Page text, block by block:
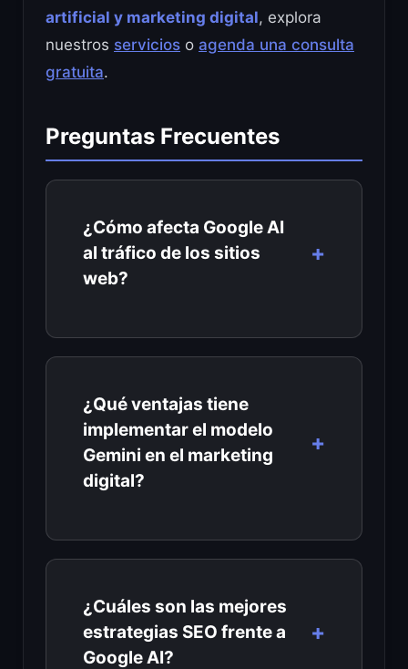
artificial y marketing digital, explora
nuestros servicios o agenda una consulta
gratuita.
Preguntas Frecuentes
¿Cómo afecta Google AI
al tráfico de los sitios
web?
¿Qué ventajas tiene
implementar el modelo
Gemini en el marketing
digital?
¿Cuáles son las mejores
estrategias SEO frente a
Google AI?